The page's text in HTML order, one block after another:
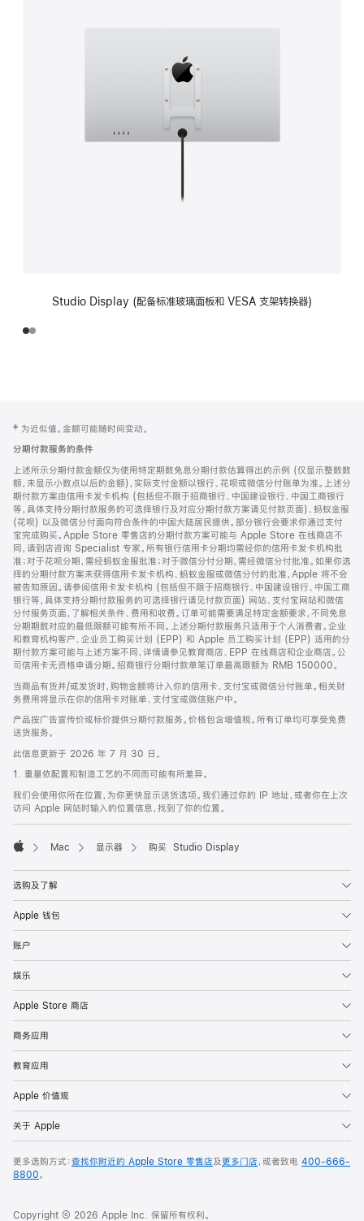
Studio Display (配备标准玻璃面板和 VESA 支架转换器)
页
页
脚
注
‡ 为近似值。金额可能随时间变动。
分期付款服务的条件
上述所示分期付款金额仅为使用特定期数免息分期付款估算得出的示例 (仅显示整数数
额，未显示小数点以后的金额)，实际支付金额以银行、花呗或微信分付账单为准。上述分
期付款方案由信用卡发卡机构 (包括但不限于招商银行、中国建设银行、中国工商银行
等，具体支持分期付款服务的可选择银行及对应分期付款方案请见付款页面)、蚂蚁金服
(花呗) 以及微信分付面向符合条件的中国大陆居民提供。部分银行会要求你通过支付
宝完成购买。Apple Store 零售店的分期付款方案可能与 Apple Store 在线商店不
同，请到店咨询 Specialist 专家。所有银行信用卡分期均需经你的信用卡发卡机构批
准；对于花呗分期，需经蚂蚁金服批准；对于微信分付分期，需经微信分付批准。如果你选
择的分期付款方案未获得信用卡发卡机构、蚂蚁金服或微信分付的批准，Apple 将不会
被告知原因。请参阅信用卡发卡机构 (包括但不限于招商银行、中国建设银行、中国工商
银行等，具体支持分期付款服务的可选择银行请见付款页面) 网站、支付宝网站和微信
分付服务页面，了解相关条件、费用和收费。订单可能需要满足特定金额要求，不同免息
分期期数对应的最低限额可能有所不同。上述分期付款服务只适用于个人消费者。企业
和教育机构客户、企业员工购买计划 (EPP) 和 Apple 员工购买计划 (EPP) 适用的分
期付款方案可能与上述方案不同，详情请参见教育商店、EPP 在线商店和企业商店。公
司信用卡无资格申请分期。招商银行分期付款单笔订单最高限额为 RMB 150000。
当商品有货并/或发货时，购物金额将计入你的信用卡、支付宝或微信分付账单。相关财
务费用将显示在你的信用卡对账单、支付宝或微信账户中。
产品按广告宣传价或标价提供分期付款服务。价格包含增值税。所有订单均可享受免费
送货服务。
此信息更新于 2026 年 7 月 30 日。
1. 重量依配置和制造工艺的不同而可能有所差异。
我们会使用你所在位置，为你更快显示送货选项。我们通过你的 IP 地址，或者你在上次
访问 Apple 网站时输入的位置信息，找到了你的位置。
Mac 显示器 购买 Studio Display
选购及了解
Apple 钱包
账户
娱乐
Apple Store 商店
商务应用
教育应用
Apple 价值观
关于 Apple
更多选购方式：查找你附近的 Apple Store 零售店及更多门店，或者致电 400-666-
8800。
Copyright © 2026 Apple Inc. 保留所有权利。